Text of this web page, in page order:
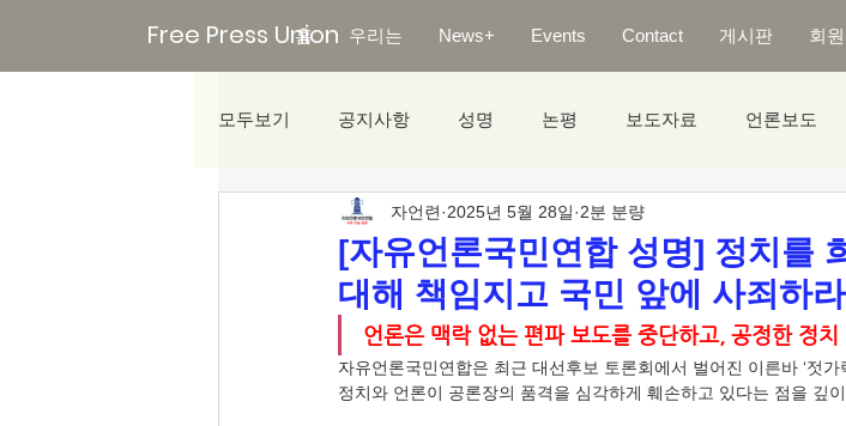
Free Press Union
홈 우리는 News+ Events Contact 게시판 회원
모두보기 공지사항 성명 논평 보도자료 언론보도
미디어리포트
[자유언론국민연합 성명] 정치를
대해 책임지고 국민 앞에 사죄하
자언련 2025년 5월 28일 2분 분량
언론은 맥락 없는 편파 보도를 중단하고, 공정한 정
자유언론국민연합은 최근 대선후보 토론회에서 벌어진 이른바 ‘젓
정치와 언론이 공론장의 품격을 심각하게 훼손하고 있다는 점을 깊